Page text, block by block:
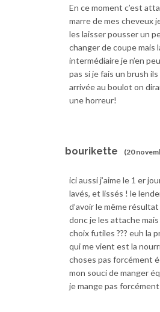
En ce moment c’est
marre de mes cheveux
les laisser pousser un
changer de coupe mais
intermédiaire je n’en
pas si je fais un brush
arrivée au boulot on
une horreur!
bourikette (20
ici aussi j’aime le 1 er
lavés, et lissés ! le
d’avoir le même
donc je les attache mais
choix futiles ??? euh la
qui me vient est la
choses pas forcément
mon souci de manger
je mange pas